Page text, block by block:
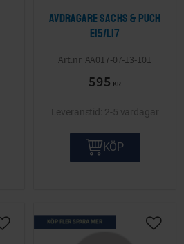
Avdragare Sachs & Puch
E15/L17
AA017-07-13-101
595 KR
2-5 vardagar
KÖP
Lägg till i önskelista
KÖP FLER SPARA MER
Lägg